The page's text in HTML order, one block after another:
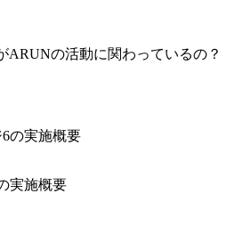
ARUNの活動に関わっているの？
実施概要